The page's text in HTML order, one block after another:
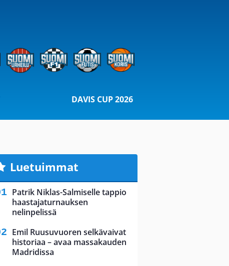
DAVIS CUP 2026
Luetuimmat
Patrik Niklas-Salmiselle tappio
haastajaturnauksen
nelinpelissä
Emil Ruusuvuoren selkävaivat
historiaa – avaa massakauden
Madridissa